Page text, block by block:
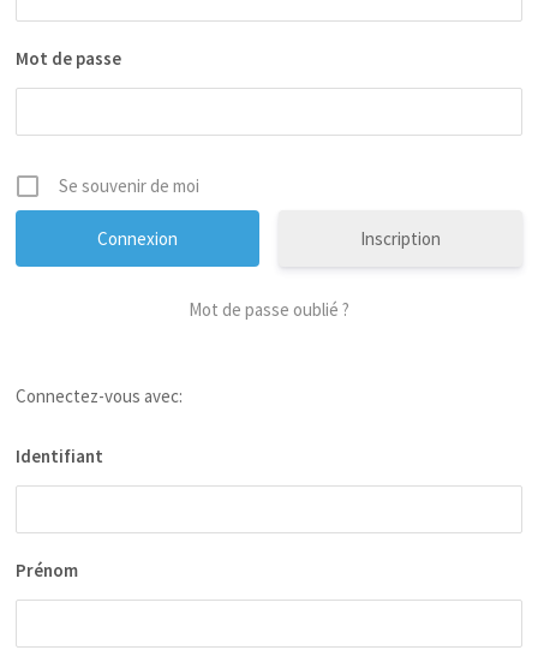
Mot de passe
Se souvenir de moi
Inscription
Mot de passe oublié ?
Connectez-vous avec:
Identifiant
Prénom